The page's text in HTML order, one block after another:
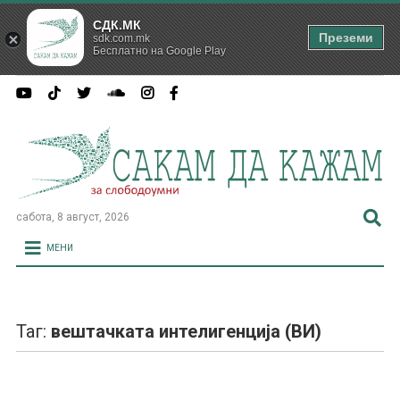
сабота, 8 август, 2026
МЕНИ
Таг: вештачката интелигенција (ВИ)
СДК.МК
sdk.com.mk
Бесплатно на Google Play
Преземи